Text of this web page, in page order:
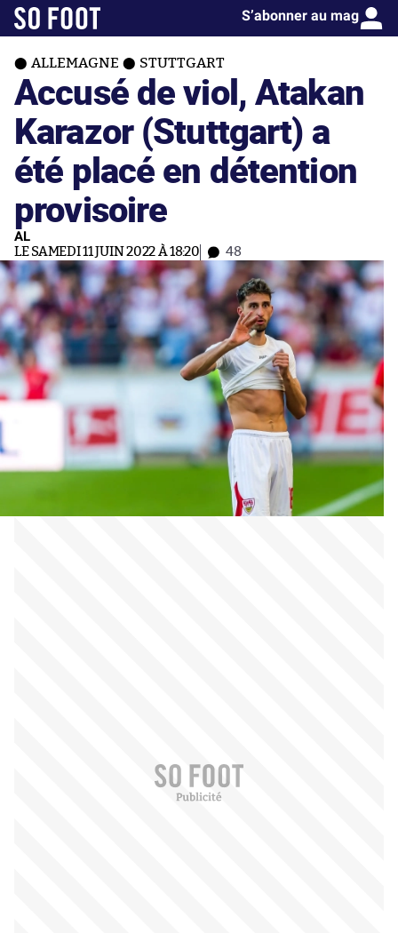
S’abonner au mag
ALLEMAGNE STUTTGART
Accusé de viol, Atakan
Karazor (Stuttgart) a
été placé en détention
provisoire
AL
LE SAMEDI 11 JUIN 2022 À 18:20 48